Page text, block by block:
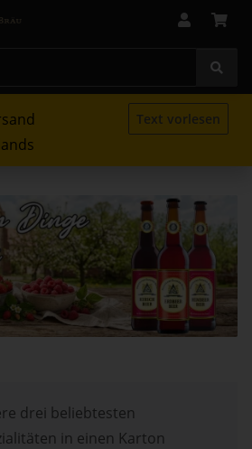
Text vorlesen
drei beliebtesten
in einen Karton